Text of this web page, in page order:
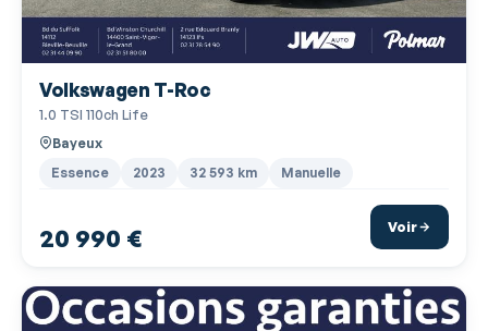
Lampes de lecture à l'avant
Lecteur carte SD
Miroir de courtoisie conducteur
Miroir de courtoisie passager
Poches d'aumonières
Pommeau de levier vitesse en cuir
Volkswagen T-Roc
1.0 TSI 110ch Life
Bayeux
Essence 2023 32 593 km Manuelle
20 990 € Voir